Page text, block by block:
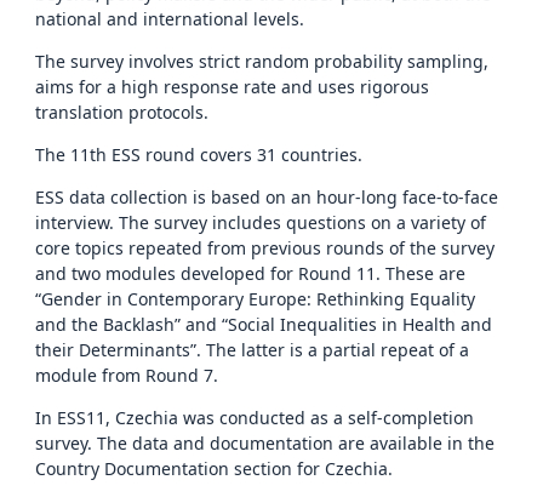
national and international levels.
The survey involves strict random probability sampling,
aims for a high response rate and uses rigorous
translation protocols.
The 11th ESS round covers 31 countries.
ESS data collection is based on an hour-long face-to-face
interview. The survey includes questions on a variety of
core topics repeated from previous rounds of the survey
and two modules developed for Round 11. These are
“Gender in Contemporary Europe: Rethinking Equality
and the Backlash” and “Social Inequalities in Health and
their Determinants”. The latter is a partial repeat of a
module from Round 7.
In ESS11, Czechia was conducted as a self-completion
survey. The data and documentation are available in the
Country Documentation section for Czechia.